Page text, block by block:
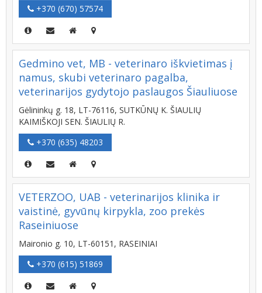
+370 (670) 57574
Gedmino vet, MB - veterinaro iškvietimas į
namus, skubi veterinaro pagalba,
veterinarijos gydytojo paslaugos Šiauliuose
Gėlininkų g. 18, LT-76116, SUTKŪNŲ K. ŠIAULIŲ
KAIMIŠKOJI SEN. ŠIAULIŲ R.
+370 (635) 48203
VETERZOO, UAB - veterinarijos klinika ir
vaistinė, gyvūnų kirpykla, zoo prekės
Raseiniuose
Maironio g. 10, LT-60151, RASEINIAI
+370 (615) 51869